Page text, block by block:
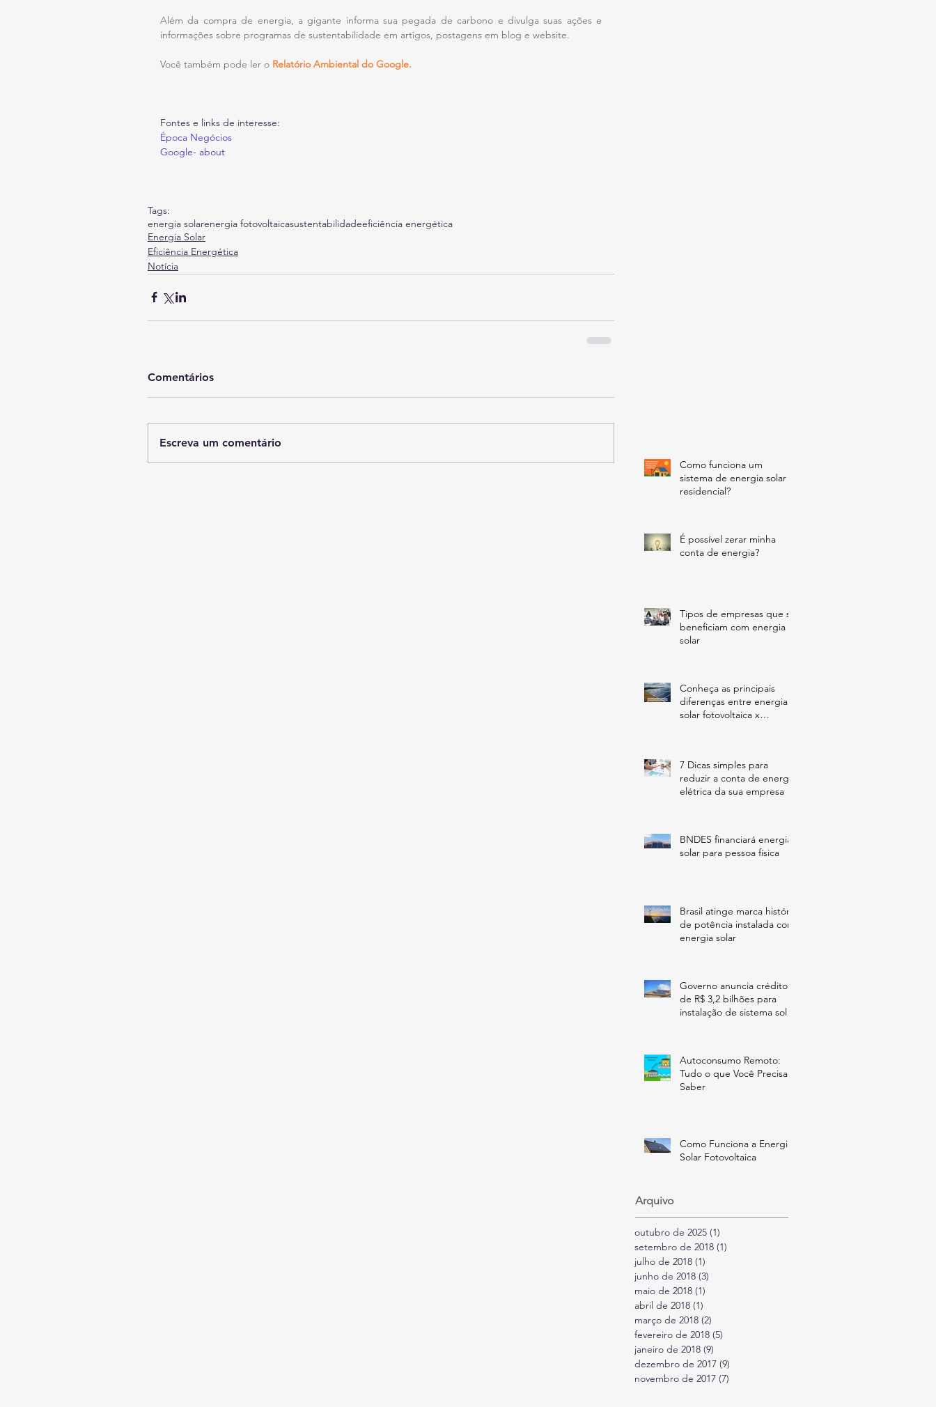
Além da compra de energia, a gigante informa sua pegada de carbono e divulga suas ações e
informações sobre programas de sustentabilidade em artigos, postagens em blog e website.
Você também pode ler o Relatório Ambiental do Google.
Fontes e links de interesse:
Época Negócios
Google- about
Tags:
energia solarenergia fotovoltaicasustentabilidadeeficiência energética
Energia Solar
Eficiência Energética
Notícia
Comentários
Escreva um comentário
Como funciona um
sistema de energia solar
residencial?
É possível zerar minha
conta de energia?
Tipos de empresas que se
beneficiam com energia
solar
Conheça as principais
diferenças entre energia
solar fotovoltaica x
7 Dicas simples para
reduzir a conta de energia
elétrica da sua empresa
BNDES financiará energia
solar para pessoa física
Brasil atinge marca história
de potência instalada com
energia solar
Governo anuncia crédito
de R$ 3,2 bilhões para
instalação de sistema solar
Autoconsumo Remoto:
Tudo o que Você Precisa
Saber
Como Funciona a Energia
Solar Fotovoltaica
Arquivo
outubro de 2025 (1)
setembro de 2018 (1)
julho de 2018 (1)
junho de 2018 (3)
maio de 2018 (1)
abril de 2018 (1)
março de 2018 (2)
fevereiro de 2018 (5)
janeiro de 2018 (9)
dezembro de 2017 (9)
novembro de 2017 (7)